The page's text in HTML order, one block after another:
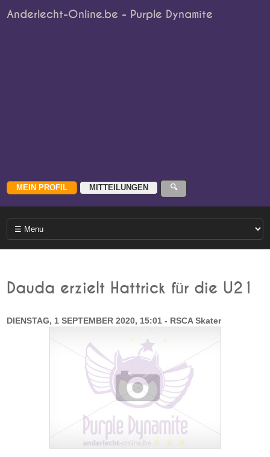
Anderlecht-Online.be - Purple Dynamite
Dauda erzielt Hattrick für die U21
DIENSTAG, 1 SEPTEMBER 2020, 15:01 - RSCA Skater